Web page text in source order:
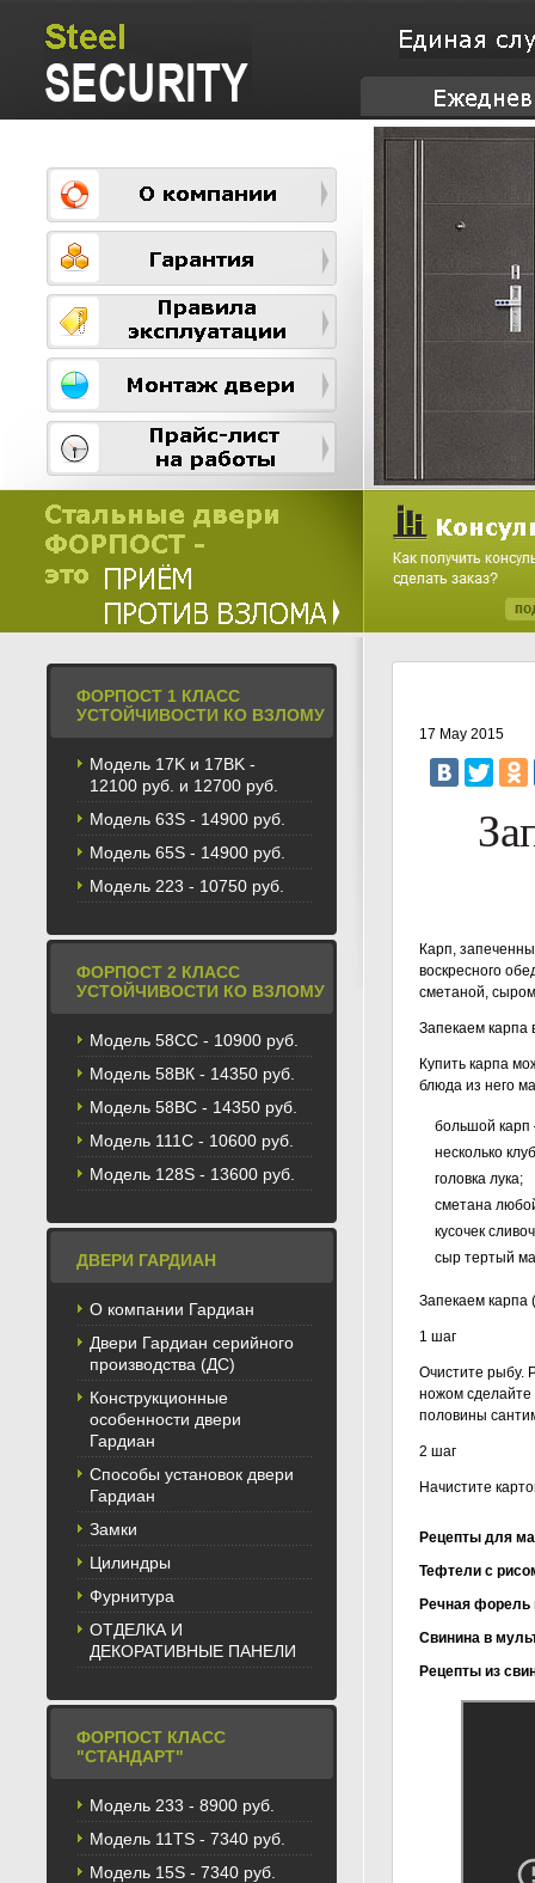
ФОРПОСТ 1 КЛАСС
УСТОЙЧИВОСТИ КО ВЗЛОМУ
Модель 17K и 17BK -
12100 руб. и 12700 руб.
Модель 63S - 14900 руб.
Модель 65S - 14900 руб.
Модель 223 - 10750 руб.
ФОРПОСТ 2 КЛАСС
УСТОЙЧИВОСТИ КО ВЗЛОМУ
Модель 58CС - 10900 руб.
Модель 58BК - 14350 руб.
Модель 58ВС - 14350 руб.
Модель 111С - 10600 руб.
Модель 128S - 13600 руб.
ДВЕРИ ГАРДИАН
О компании Гардиан
Двери Гардиан серийного
производства (ДС)
Конструкционные
особенности двери
Гардиан
Способы установок двери
Гардиан
Замки
Цилиндры
Фурнитура
ОТДЕЛКА И
ДЕКОРАТИВНЫЕ ПАНЕЛИ
ФОРПОСТ КЛАСС
"СТАНДАРТ"
Модель 233 - 8900 руб.
Модель 11TS - 7340 руб.
Модель 15S - 7340 руб.
17 May 2015
Карп,
воскресного
сметаной,
Запекаем карпа
Купить карпа
блюда из него
большой карп
несколько
головка лука;
сметана
кусочек
сыр тертый
Запекаем карпа
1 шаг
Очистите рыбу.
ножом сделайте
половины
2 шаг
Начистите
Рецепты для
Тефтели с
Речная форель
Свинина в
Рецепты из
Как
Как
Как
Шашлык
Карп
Кaк
Как
Как
Как
Как
Как
Рецепт:
Как
Карп в
Как
Как
Рыба
Кижуч в
Простой
Как